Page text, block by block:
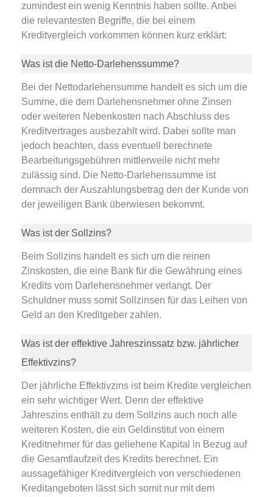
zumindest ein wenig Kenntnis haben sollte. Anbei
die relevantesten Begriffe, die bei einem
Kreditvergleich vorkommen können kurz erklärt:
Was ist die Netto-Darlehenssumme?
Bei der Nettodarlehensumme handelt es sich um die
Summe, die dem Darlehensnehmer ohne Zinsen
oder weiteren Nebenkosten nach Abschluss des
Kreditvertrages ausbezahlt wird. Dabei sollte man
jedoch beachten, dass eventuell berechnete
Bearbeitungsgebühren mittlerweile nicht mehr
zulässig sind. Die Netto-Darlehenssumme ist
demnach der Auszahlungsbetrag den der Kunde von
der jeweiligen Bank überwiesen bekommt.
Was ist der Sollzins?
Beim Sollzins handelt es sich um die reinen
Zinskosten, die eine Bank für die Gewährung eines
Kredits vom Darlehensnehmer verlangt. Der
Schuldner muss somit Sollzinsen für das Leihen von
Geld an den Kreditgeber zahlen.
Was ist der effektive Jahreszinssatz bzw. jährlicher
Effektivzins?
Der jährliche Effektivzins ist beim Kredite vergleichen
ein sehr wichtiger Wert. Denn der effektive
Jahreszins enthält zu dem Sollzins auch noch alle
weiteren Kosten, die ein Geldinstitut von einem
Kreditnehmer für das geliehene Kapital in Bezug auf
die Gesamtlaufzeit des Kredits berechnet. Ein
aussagefähiger Kreditvergleich von verschiedenen
Kreditangeboten lässt sich somit nur mit dem